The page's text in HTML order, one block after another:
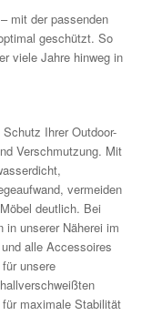
mit der passenden
geschützt. So
viele Jahre hinweg in
Ihrer Outdoor-
Verschmutzung. Mit
vermeiden
deutlich. Bei
in unserer Näherei im
alle Accessoires
unsere
für maximale Stabilität